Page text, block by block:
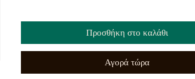
Προσθήκη στο καλάθι
Αγορά τώρα